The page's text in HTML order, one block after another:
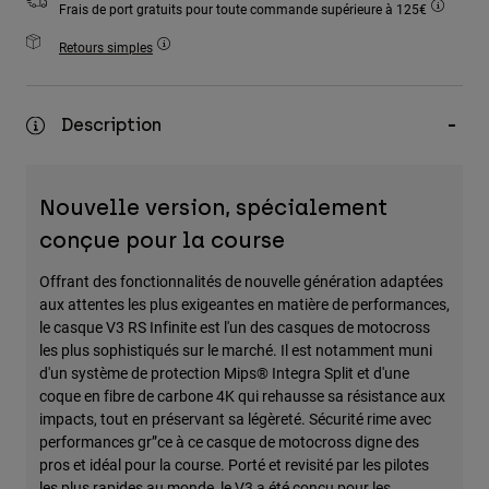
Accessoires
Chapeaux et Casquettes
Frais de port gratuits pour toute commande supérieure à 125€
Retours simples
Description
Nouvelle version, spécialement
conçue pour la course
Offrant des fonctionnalités de nouvelle génération adaptées
aux attentes les plus exigeantes en matière de performances,
le casque V3 RS Infinite est l'un des casques de motocross
les plus sophistiqués sur le marché. Il est notamment muni
d'un système de protection Mips® Integra Split et d'une
coque en fibre de carbone 4K qui rehausse sa résistance aux
impacts, tout en préservant sa légèreté. Sécurité rime avec
performances gr”ce à ce casque de motocross digne des
pros et idéal pour la course. Porté et revisité par les pilotes